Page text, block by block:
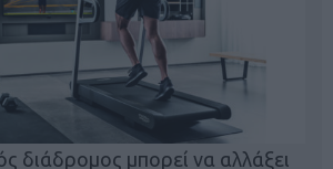
διάδρομος μπορεί να αλλάξει